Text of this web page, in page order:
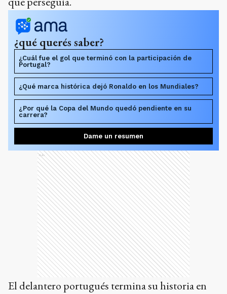
¿qué querés saber?
¿Cuál fue el gol que terminó con la participación de
Portugal?
¿Qué marca histórica dejó Ronaldo en los Mundiales?
¿Por qué la Copa del Mundo quedó pendiente en su
carrera?
Dame un resumen
Ads
El delantero portugués termina su historia en